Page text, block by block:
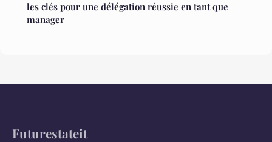
les clés pour une délégation réussie en tant que
manager
Futurestateit